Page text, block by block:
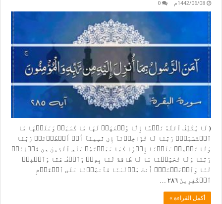
1442/06/08م 0
( لَا يُكَلِّفُ ٱللَّهُ نَفۡسًا إِلَّا وُسۡعَهَاۚ لَهَا مَا كَسَبَتۡ وَعَلَيۡهَا مَا
ٱكۡتَسَبَتۡۗ رَبَّنَا لَا تُؤَاخِذۡنَآ إِن نَّسِينَآ أَوۡ أَخۡطَأۡنَاۚ رَبَّنَا
وَلَا تَحۡمِلۡ عَلَيۡنَآ إِصۡرٗا كَمَا حَمَلۡتَهُۥ عَلَى ٱلَّذِينَ مِن قَبۡلِنَاۚ
رَبَّنَا وَلَا تُحَمِّلۡنَا مَا لَا طَاقَةَ لَنَا بِهِۦۖ وَٱعۡفُ عَنَّا وَٱغۡفِرۡ
لَنَا وَٱرۡحَمۡنَآۚ أَنتَ مَوۡلَىٰنَا فَٱنصُرۡنَا عَلَى ٱلۡقَوۡمِ
ٱلۡكَٰفِرِينَ ٢٨٦ …
أكمل القراءة »